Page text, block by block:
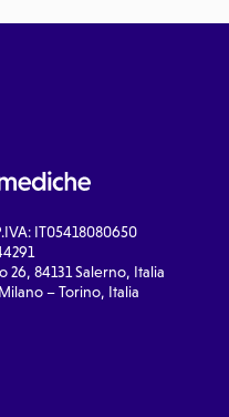
IT05418080650
26, 84131 Salerno, Italia
– Torino, Italia